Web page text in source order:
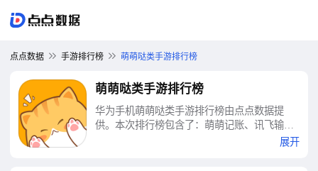
点点数据 手游排行榜 萌萌哒类手游排行榜
萌萌哒类手游排行榜
华为手机萌萌哒类手游排行榜由点点数据提
供。本次排行榜包含了：萌萌记账、讯飞输入
法、念念手帐、汤姆猫飞车、天天P图、五子展开